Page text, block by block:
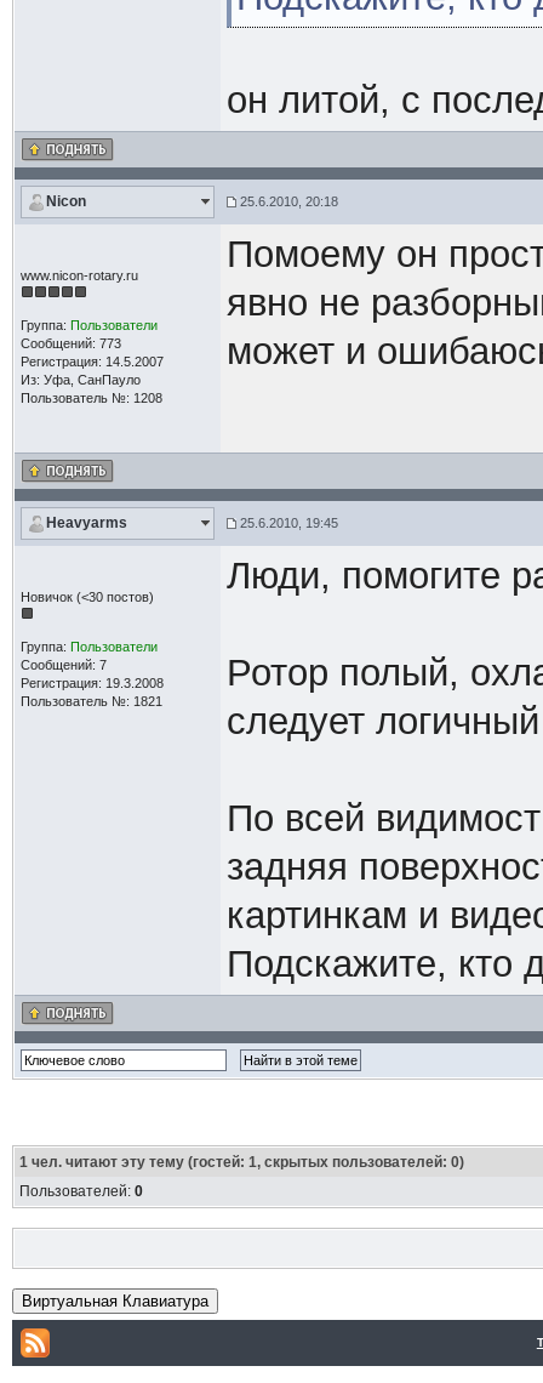
он литой, с
Nicon 25.6.2010, 20:18
www.nicon-rotary.ru
Группа: Пользователи
Сообщений: 773
Регистрация: 14.5.2007
Из: Уфа, СанПауло
Пользователь №: 1208
Помоему он
явно не
может и
Heavyarms 25.6.2010, 19:45
Новичок (<30 постов)
Группа: Пользователи
Сообщений: 7
Регистрация: 19.3.2008
Пользователь №: 1821
Люди, помогите
Ротор полый,
следует
По всей
задняя
картинкам и
Подскажите, кто
1чел. читают эту тему (гостей: 1, скрытых пользователей: 0)
Пользователей: 0
Виртуальная Клавиатура